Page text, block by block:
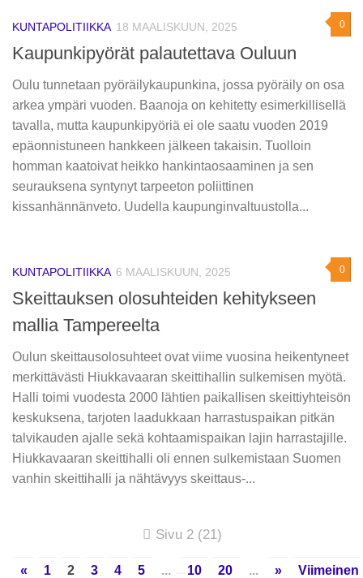
0
KUNTAPOLITIIKKA 18 MAALISKUUN, 2025
Kau­pun­ki­pyö­rät pa­lau­tet­ta­va Ouluun
Oulu tunnetaan pyöräilykaupunkina, jossa pyöräily on osa
arkea ympäri vuoden. Baanoja on kehitetty esimerkillisellä
tavalla, mutta kaupunkipyöriä ei ole saatu vuoden 2019
epäonnistuneen hankkeen jälkeen takaisin. Tuolloin
homman kaatoivat heikko hankintaosaaminen ja sen
seurauksena syntynyt tarpeeton poliittinen
kissanhännänveto. Uudella kaupunginvaltuustolla...
0
KUNTAPOLITIIKKA 6 MAALISKUUN, 2025
Skeittauksen olosuhteiden kehitykseen
mallia Tampereelta
Oulun skeittausolosuhteet ovat viime vuosina heikentyneet
merkittävästi Hiukkavaaran skeittihallin sulkemisen myötä.
Halli toimi vuodesta 2000 lähtien paikallisen skeittiyhteisön
keskuksena, tarjoten laadukkaan harrastuspaikan pitkän
talvikauden ajalle sekä kohtaamispaikan lajin harrastajille.
Hiukkavaaran skeittihalli oli ennen sulkemistaan Suomen
vanhin skeittihalli ja nähtävyys skeittaus-...
Sivu 2 (21)
« 1 2 3 4 5 ... 10 20 ... »
Viimeinen